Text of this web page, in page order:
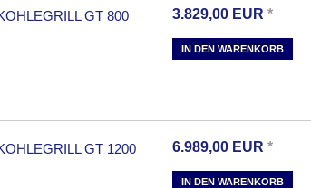
GT 800 3.829,00 EUR *
IN DEN WARENKORB
GT 1200 6.989,00 EUR *
IN DEN WARENKORB